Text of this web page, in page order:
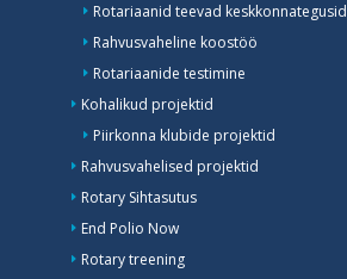
Rotariaanid teevad keskkonnategusid
Rahvusvaheline koostöö
Rotariaanide testimine
Kohalikud projektid
Piirkonna klubide projektid
Rahvusvahelised projektid
Rotary Sihtasutus
End Polio Now
Rotary treening